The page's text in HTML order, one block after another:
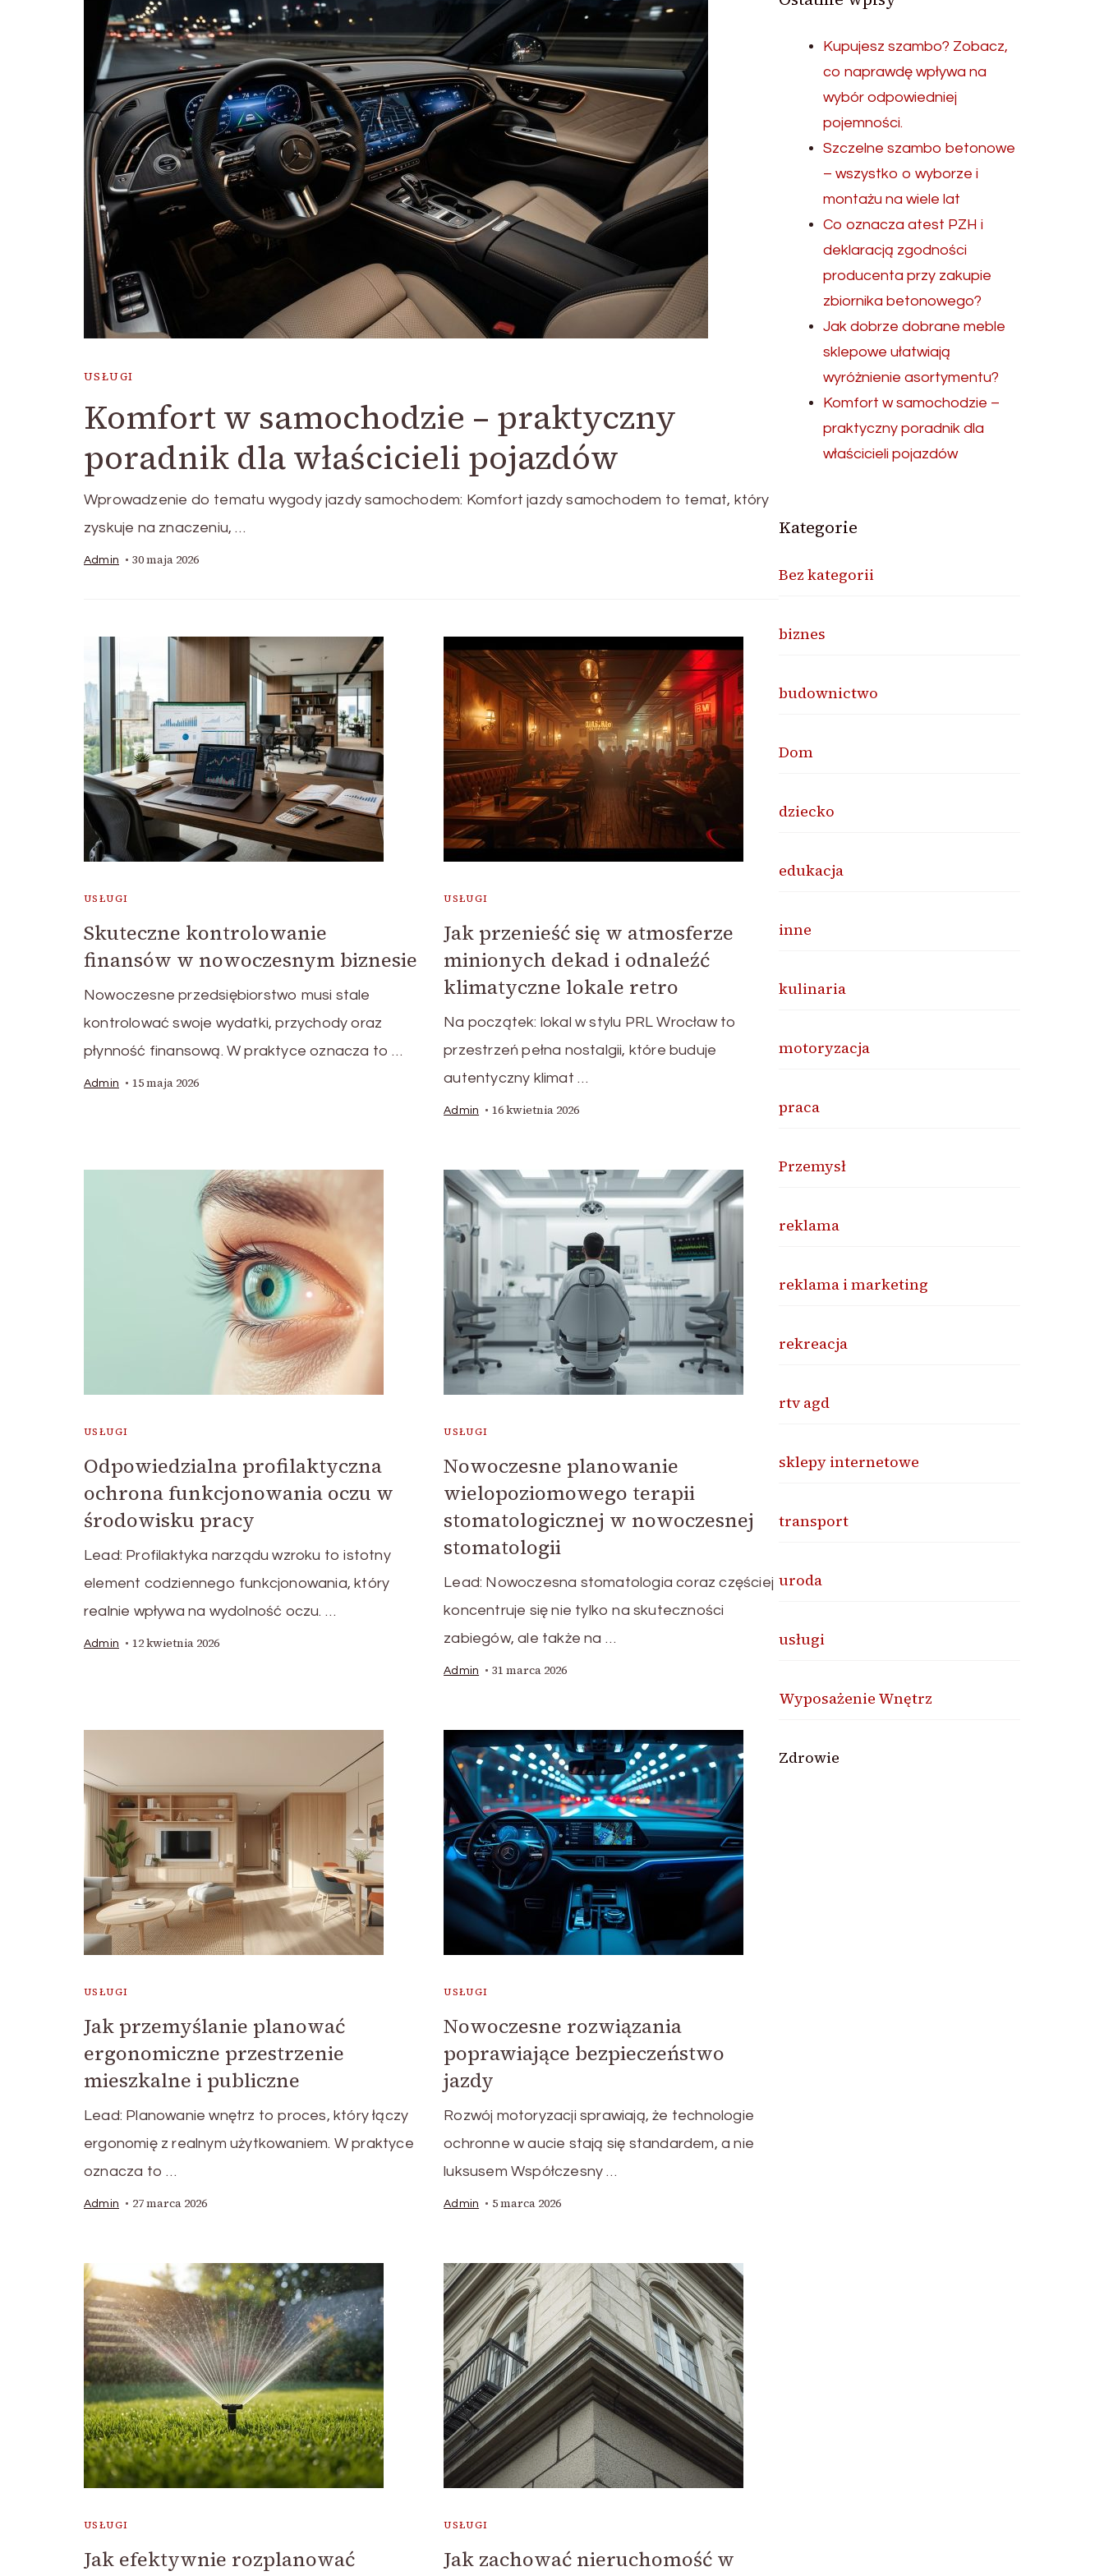
USŁUGI
Komfort w samochodzie – praktyczny
poradnik dla właścicieli pojazdów
Wprowadzenie do tematu wygody jazdy samochodem: Komfort jazdy samochodem to temat, który
zyskuje na znaczeniu, …
Admin 30 maja 2026
USŁUGI
Skuteczne kontrolowanie
finansów w nowoczesnym biznesie
Nowoczesne przedsiębiorstwo musi stale
kontrolować swoje wydatki, przychody oraz
płynność finansową. W praktyce oznacza to …
Admin 15 maja 2026
USŁUGI
Jak przenieść się w atmosferze
minionych dekad i odnaleźć
klimatyczne lokale retro
Na początek: lokal w stylu PRL Wrocław to
przestrzeń pełna nostalgii, które buduje
autentyczny klimat …
Admin 16 kwietnia 2026
USŁUGI
Odpowiedzialna profilaktyczna
ochrona funkcjonowania oczu w
środowisku pracy
Lead: Profilaktyka narządu wzroku to istotny
element codziennego funkcjonowania, który
realnie wpływa na wydolność oczu. …
Admin 12 kwietnia 2026
USŁUGI
Nowoczesne planowanie
wielopoziomowego terapii
stomatologicznej w nowoczesnej
stomatologii
Lead: Nowoczesna stomatologia coraz częściej
koncentruje się nie tylko na skuteczności
zabiegów, ale także na …
Admin 31 marca 2026
USŁUGI
Jak przemyślanie planować
ergonomiczne przestrzenie
mieszkalne i publiczne
Lead: Planowanie wnętrz to proces, który łączy
ergonomię z realnym użytkowaniem. W praktyce
oznacza to …
Admin 27 marca 2026
USŁUGI
Nowoczesne rozwiązania
poprawiające bezpieczeństwo
jazdy
Rozwój motoryzacji sprawiają, że technologie
ochronne w aucie stają się standardem, a nie
luksusem Współczesny …
Admin 5 marca 2026
USŁUGI
Jak efektywnie rozplanować
USŁUGI
Jak zachować nieruchomość w
Kupujesz szambo? Zobacz,
co naprawdę wpływa na
wybór odpowiedniej
pojemności.
Szczelne szambo betonowe
– wszystko o wyborze i
montażu na wiele lat
Co oznacza atest PZH i
deklaracją zgodności
producenta przy zakupie
zbiornika betonowego?
Jak dobrze dobrane meble
sklepowe ułatwiają
wyróżnienie asortymentu?
Komfort w samochodzie –
praktyczny poradnik dla
właścicieli pojazdów
Kategorie
Bez kategorii
biznes
budownictwo
Dom
dziecko
edukacja
inne
kulinaria
motoryzacja
praca
Przemysł
reklama
reklama i marketing
rekreacja
rtv agd
sklepy internetowe
transport
uroda
usługi
Wyposażenie Wnętrz
Zdrowie